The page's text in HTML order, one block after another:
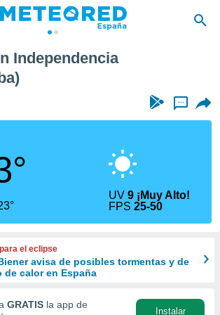
Independencia
...
UV9 ¡Muy Alto!
FPS25-50
el eclipse
avisa de posibles tormentas y de
de calor en España
GRATIS la app de
Instalar